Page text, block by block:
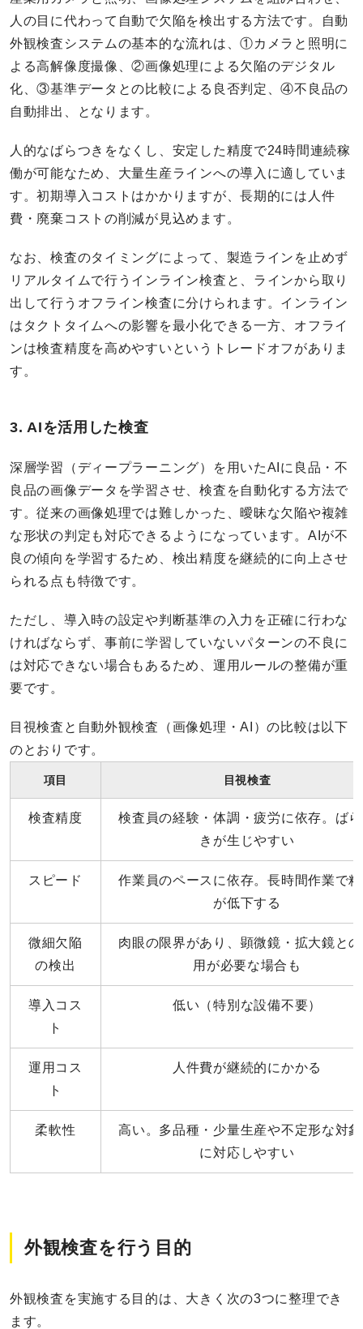
人の目に代わって自動で欠陥を検出する方法です。自動
外観検査システムの基本的な流れは、①カメラと照明に
よる高解像度撮像、②画像処理による欠陥のデジタル
化、③基準データとの比較による良否判定、④不良品の
自動排出、となります。
人的なばらつきをなくし、安定した精度で24時間連続稼
働が可能なため、大量生産ラインへの導入に適していま
す。初期導入コストはかかりますが、長期的には人件
費・廃棄コストの削減が見込めます。
なお、検査のタイミングによって、製造ラインを止めず
リアルタイムで行うインライン検査と、ラインから取り
出して行うオフライン検査に分けられます。インライン
はタクトタイムへの影響を最小化できる一方、オフライ
ンは検査精度を高めやすいというトレードオフがありま
す。
3. AIを活用した検査
深層学習（ディープラーニング）を用いたAIに良品・不
良品の画像データを学習させ、検査を自動化する方法で
す。従来の画像処理では難しかった、曖昧な欠陥や複雑
な形状の判定も対応できるようになっています。AIが不
良の傾向を学習するため、検出精度を継続的に向上させ
られる点も特徴です。
ただし、導入時の設定や判断基準の入力を正確に行わな
ければならず、事前に学習していないパターンの不良に
は対応できない場合もあるため、運用ルールの整備が重
要です。
目視検査と自動外観検査（画像処理・AI）の比較は以下
のとおりです。
項目 目視検査
検査精度
検査員の経験・体調・疲労に依存。ば
きが生じやすい
スピード
作業員のペースに依存。長時間作業で
が低下する
微細欠陥
の検出
肉眼の限界があり、顕微鏡・拡大鏡と
用が必要な場合も
導入コス
ト
低い（特別な設備不要）
運用コス
ト
人件費が継続的にかかる
柔軟性
高い。多品種・少量生産や不定形な対
に対応しやすい
外観検査を行う目的
外観検査を実施する目的は、大きく次の3つに整理でき
ます。